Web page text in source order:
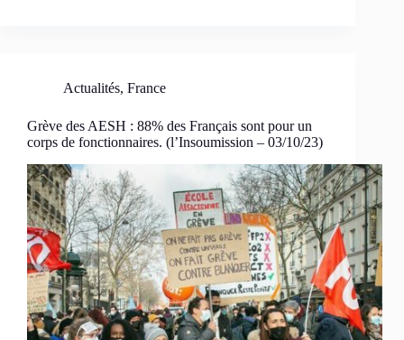
Actualités, France
Grève des AESH : 88% des Français sont pour un
corps de fonctionnaires. (l’Insoumission – 03/10/23)